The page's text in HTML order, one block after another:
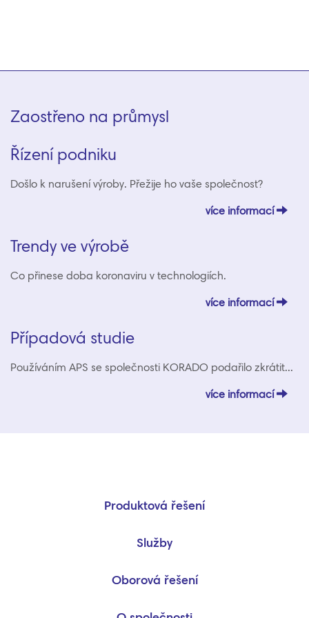
Zaostřeno na průmysl
Řízení podniku
Došlo k narušení výroby. Přežije ho vaše společnost?
více informací
Trendy ve výrobě
Co přinese doba koronaviru v technologiích.
více informací
Případová studie
Používáním APS se společnosti KORADO podařilo zkrátit...
více informací
Produktová řešení
Služby
Oborová řešení